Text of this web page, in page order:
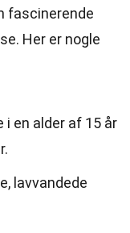
fascinerende
Her er nogle
i en alder af 15 år
lavvandede